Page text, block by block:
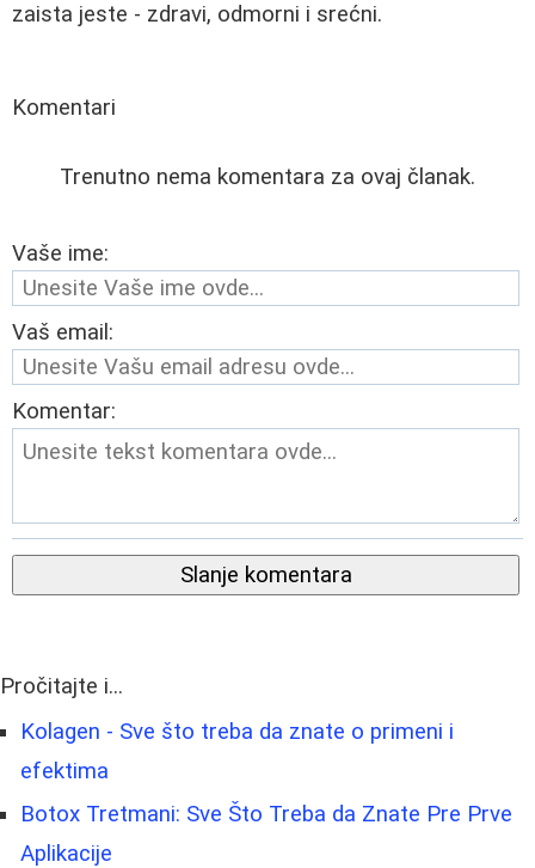
zaista jeste - zdravi, odmorni i srećni.
Komentari
Trenutno nema komentara za ovaj članak.
Vaše ime:
Vaš email:
Komentar:
Slanje komentara
Pročitajte i...
Kolagen - Sve što treba da znate o primeni i
efektima
Botox Tretmani: Sve Što Treba da Znate Pre Prve
Aplikacije